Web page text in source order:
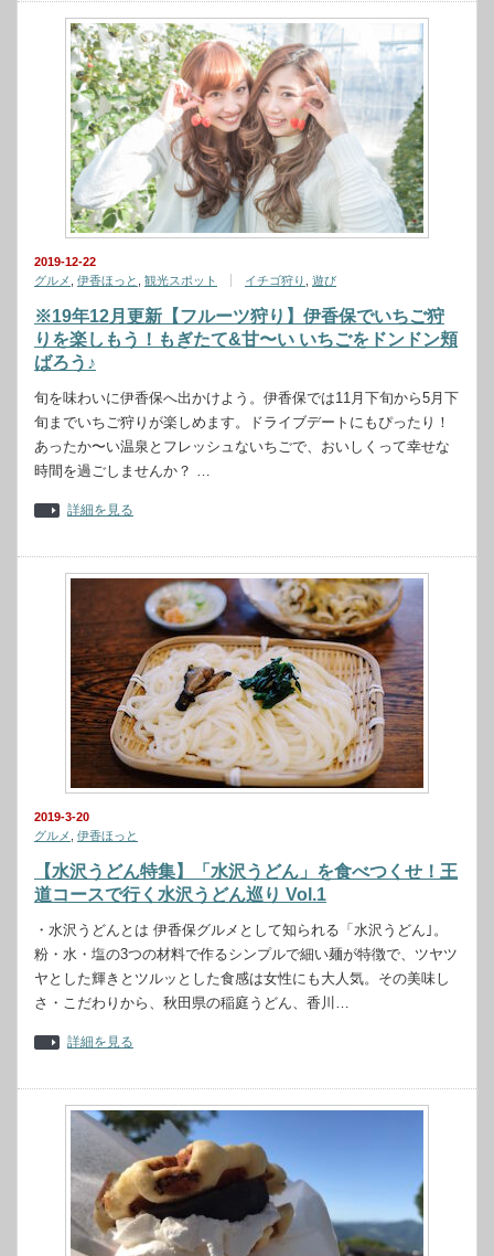
2019-12-22
グルメ
伊香ほっと 観光スポット イチゴ狩り 遊び
※19年12月更新【フルーツ狩り】伊香保でいちご狩
りを楽しもう！もぎたて&甘〜い いちごをドンドン頬
ばろう♪
旬を味わいに伊香保へ出かけよう。伊香保では11月下旬から5月下
旬までいちご狩りが楽しめます。ドライブデートにもぴったり！
あったか〜い温泉とフレッシュないちごで、おいしくって幸せな
時間を過ごしませんか？ …
詳細を見る
2019-3-20
グルメ
伊香ほっと
【水沢うどん特集】「水沢うどん」を食べつくせ！王
道コースで行く水沢うどん巡り Vol.1
・水沢うどんとは 伊香保グルメとして知られる「水沢うどん｣。
粉・水・塩の3つの材料で作るシンプルで細い麺が特徴で、ツヤツ
ヤとした輝きとツルッとした食感は女性にも大人気。その美味し
さ・こだわりから、秋田県の稲庭うどん、香川…
詳細を見る